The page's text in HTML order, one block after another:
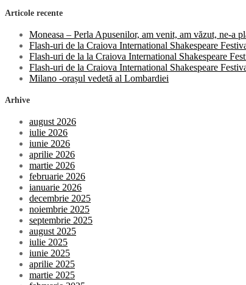
Articole recente
Moneasa – Perla Apusenilor, am venit, am văzut, ne-a
Flash-uri de la Craiova International Shakespeare
Flash-uri de la la Craiova International Shakespeare
Flash-uri de la Craiova International Shakespeare
Milano -orașul vedetă al Lombardiei
Arhive
august 2026
iulie 2026
iunie 2026
aprilie 2026
martie 2026
februarie 2026
ianuarie 2026
decembrie 2025
noiembrie 2025
septembrie 2025
august 2025
iulie 2025
iunie 2025
aprilie 2025
martie 2025